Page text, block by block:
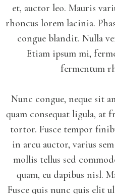
et, auctor leo. Mauris
rhoncus lorem lacinia.
congue blandit. Nulla
Etiam ipsum mi,
fermentum
Nunc congue, neque sit
quam consequat ligula,
tortor. Fusce tempor
in arcu auctor, varius
mollis tellus sed
quam, eu dapibus nisl.
Fusce quis nunc quis elit